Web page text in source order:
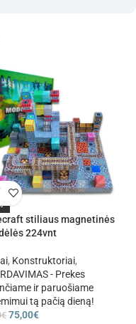
stiliaus magnetinės
224vnt
, Konstruktoriai,
- Prekes
ir paruošiame
tą pačią dieną!
€ 75,00€